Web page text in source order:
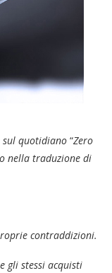
sul quotidiano “Zero
nella traduzione di
contraddizioni.
gli stessi acquisti